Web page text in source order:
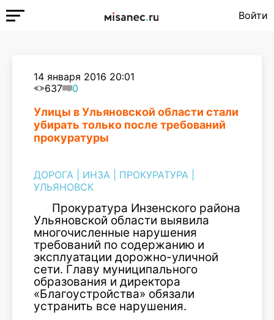
Войти
14 января 2016 20:01
637
0
Улицы в Ульяновской области стали
убирать только после требований
прокуратуры
ДОРОГА ИНЗА ПРОКУРАТУРА
УЛЬЯНОВСК
Прокуратура Инзенского района
Ульяновской области выявила
многочисленные нарушения
требований по содержанию и
эксплуатации дорожно-уличной
сети. Главу муниципального
образования и директора
«Благоустройства» обязали
устранить все нарушения.